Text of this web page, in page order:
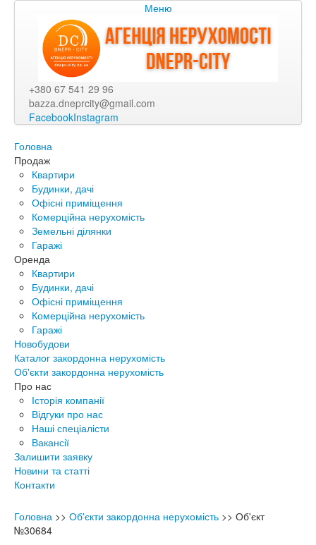
Меню
+380 67 541 29 96
bazza.dneprcity@gmail.com
FacebookInstagram
Головна
Продаж
Квартири
Будинки, дачі
Офісні приміщення
Комерційна нерухомість
Земельні ділянки
Гаражі
Оренда
Квартири
Будинки, дачі
Офісні приміщення
Комерційна нерухомість
Гаражі
Новобудови
Каталог закордонна нерухомість
Об'єкти закордонна нерухомість
Про нас
Історія компанії
Відгуки про нас
Наші спеціалісти
Вакансії
Залишити заявку
Новини та статті
Контакти
Головна >> Об'єкти закордонна нерухомість >> Об'єкт
№30684